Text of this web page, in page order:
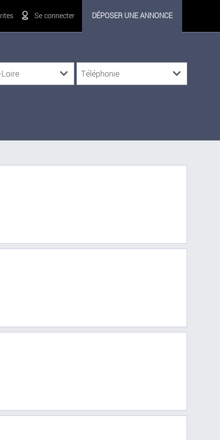
Se connecter DÉPOSER UNE ANNONCE